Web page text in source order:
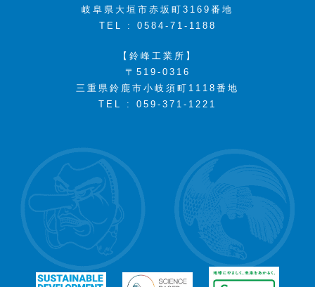
岐阜県大垣市赤坂町3169番地
TEL : 0584-71-1188
【鈴峰工業所】
〒519-0316
三重県鈴鹿市小岐須町1118番地
TEL : 059-371-1221